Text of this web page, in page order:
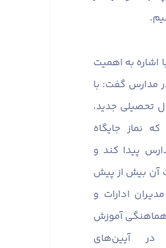
با اشاره به اهمیت
مدارس گفت: با
تحصیلی جدید،
نماز جایگاه
پیدا کند و
آن بیش از پیش
ادارات و
آموزش
آیین‌های